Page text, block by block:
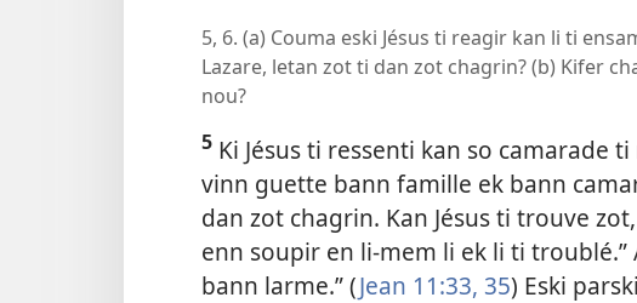
5, 6. (a) Couma eski Jésus ti reagir kan li ti
Lazare, letan zot ti dan zot chagrin? (b) Kifer
nou?
5 Ki Jésus ti ressenti kan so camarade
vinn guette bann famille ek bann
dan zot chagrin. Kan Jésus ti trouve
enn soupir en li-mem li ek li ti troublé.”
bann larme.” (Jean 11:33, 35) Eski